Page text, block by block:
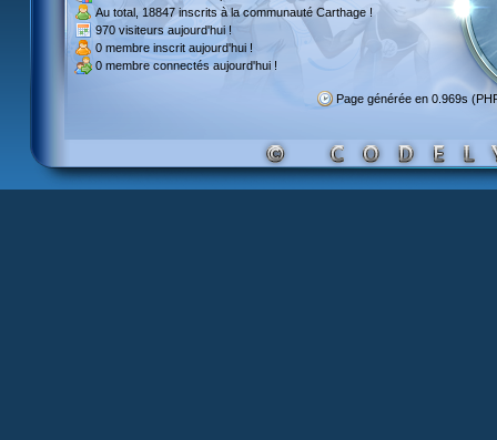
Au total, 18847 inscritsà la communauté Carthage !
970 visiteurs aujourd'hui !
0 membre inscrit aujourd'hui !
0 membre connectés aujourd'hui !
Page générée en 0.969s